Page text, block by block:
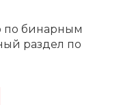
по бинарным
раздел по